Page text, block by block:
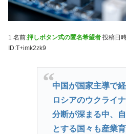
1 名前:押しボタン式の匿名希望者 投稿日
ID:T+imk2zk9
中国が国家主導で
ロシアのウクライ
分断が深まる中、
とする国々も産業